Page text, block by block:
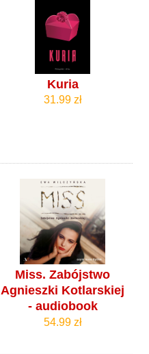
Kuria
31.99 zł
Miss. Zabójstwo
Agnieszki Kotlarskiej
- audiobook
54.99 zł